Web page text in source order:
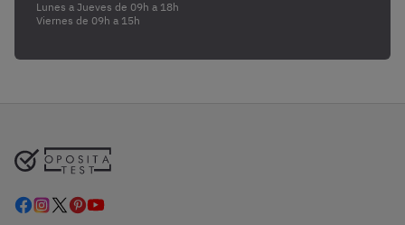
Lunes a Jueves de 09h a 18h
Viernes de 09h a 15h